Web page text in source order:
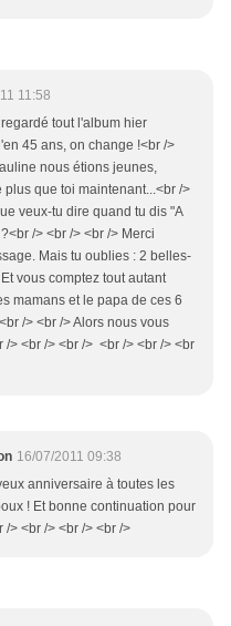
11:58
tout l'album hier
45 ans, on change !<br />
nous étions jeunes,
que toi maintenant...<br />
veux-tu dire quand tu dis "A
/> <br /> <br /> Merci
Mais tu oublies : 2 belles-
vous comptez tout autant
mamans et le papa de ces 6
/> <br /> Alors nous vous
/> <br /> <br /> <br /> <br /> <br
16/07/2011 09:38
anniversaire à toutes les
! Et bonne continuation pour
/> <br /> <br /> <br />